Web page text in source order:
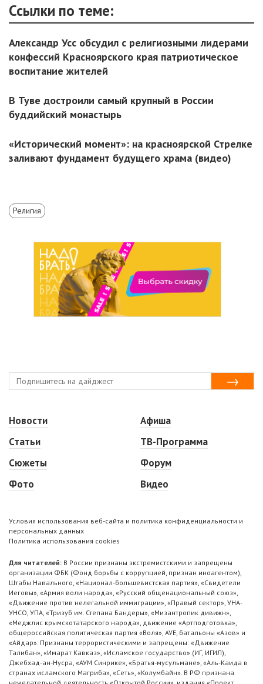
Ссылки по теме:
Александр Усс обсудил с религиозными лидерами
конфессий Красноярского края патриотическое
воспитание жителей
В Туве достроили самый крупный в России
буддийский монастырь
«Исторический момент»: на красноярской Стрелке
заливают фундамент будущего храма (видео)
Религия
Новости
Статьи
Сюжеты
Фото
Афиша
ТВ-Программа
Форум
Видео
Условия использования веб-сайта и политика конфиденциальности и
персональных данных
Политика использования cookies
Для читателей: В России признаны экстремистскими и запрещены
организации ФБК (Фонд борьбы с коррупцией, признан иноагентом),
Штабы Навального, «Национал-большевистская партия», «Свидетели
Иеговы», «Армия воли народа», «Русский общенациональный союз»,
«Движение против нелегальной иммиграции», «Правый сектор», УНА-
УНСО, УПА, «Тризуб им. Степана Бандеры», «Мизантропик дивижн»,
«Меджлис крымскотатарского народа», движение «Артподготовка»,
общероссийская политическая партия «Воля», АУЕ, батальоны «Азов» и
«Айдар». Признаны террористическими и запрещены: «Движение
Талибан», «Имарат Кавказ», «Исламское государство» (ИГ, ИГИЛ),
Джебхад-ан-Нусра, «АУМ Синрике», «Братья-мусульмане», «Аль-Каида в
странах исламского Магриба», «Сеть», «Колумбайн». В РФ признана